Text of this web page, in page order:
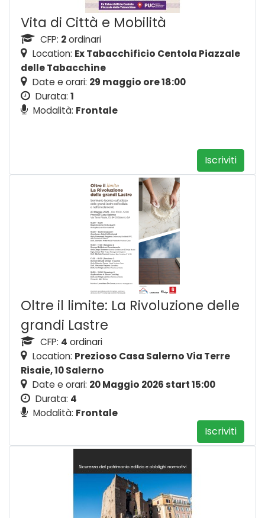
Vita di Città e Mobilità
CFP: 2ordinari
Location: Ex Tabacchificio Centola Piazzale
delle Tabacchine
Date e orari: 29 maggio ore 18:00
Durata: 1
Modalità: Frontale
Iscriviti
Oltre il limite: La Rivoluzione delle
grandi Lastre
CFP: 4 ordinari
Location: Prezioso Casa Salerno Via Terre
Risaie, 10 Salerno
Date e orari: 20 Maggio 2026 start 15:00
Durata: 4
Modalità: Frontale
Iscriviti